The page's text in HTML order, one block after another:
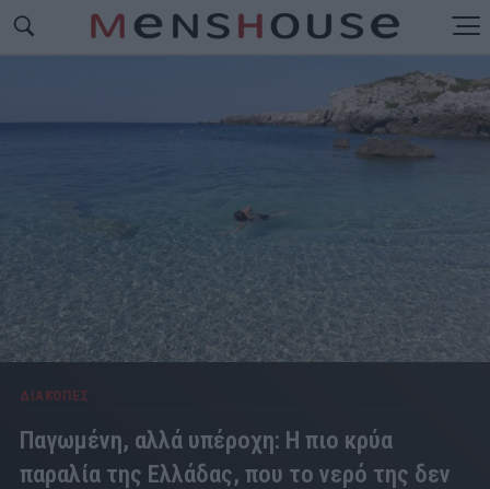
ΔΙΑΚΟΠΕΣ
Παγωμένη, αλλά υπέροχη: Η πιο κρύα
παραλία της Ελλάδας, που το νερό της δεν